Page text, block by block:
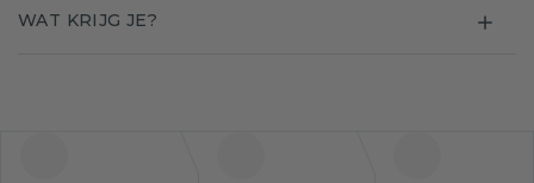
WAT KRIJG JE?